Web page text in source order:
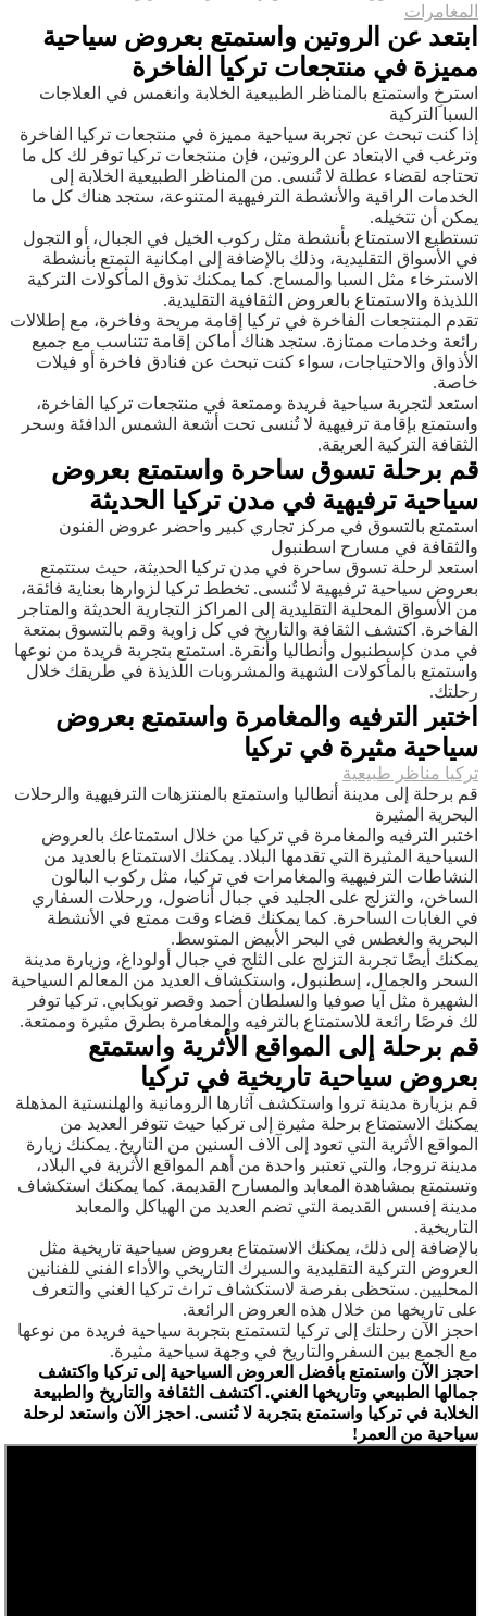
المغامرات
ابتعد عن الروتين واستمتع بعروض سياحية
مميزة في منتجعات تركيا الفاخرة
استرخِ واستمتع بالمناظر الطبيعية الخلابة وانغمس في العلاجات
السبا التركية
إذا كنت تبحث عن تجربة سياحية مميزة في منتجعات تركيا الفاخرة
وترغب في الابتعاد عن الروتين، فإن منتجعات تركيا توفر لك كل ما
تحتاجه لقضاء عطلة لا تُنسى. من المناظر الطبيعية الخلابة إلى
الخدمات الراقية والأنشطة الترفيهية المتنوعة، ستجد هناك كل ما
يمكن أن تتخيله.
تستطيع الاستمتاع بأنشطة مثل ركوب الخيل في الجبال، أو التجول
في الأسواق التقليدية، وذلك بالإضافة إلى امكانية التمتع بأنشطة
الاسترخاء مثل السبا والمساج. كما يمكنك تذوق المأكولات التركية
اللذيذة والاستمتاع بالعروض الثقافية التقليدية.
تقدم المنتجعات الفاخرة في تركيا إقامة مريحة وفاخرة، مع إطلالات
رائعة وخدمات ممتازة. ستجد هناك أماكن إقامة تتناسب مع جميع
الأذواق والاحتياجات، سواء كنت تبحث عن فنادق فاخرة أو فيلات
خاصة.
استعد لتجربة سياحية فريدة وممتعة في منتجعات تركيا الفاخرة،
واستمتع بإقامة ترفيهية لا تُنسى تحت أشعة الشمس الدافئة وسحر
الثقافة التركية العريقة.
قم برحلة تسوق ساحرة واستمتع بعروض
سياحية ترفيهية في مدن تركيا الحديثة
استمتع بالتسوق في مركز تجاري كبير واحضر عروض الفنون
والثقافة في مسارح اسطنبول
استعد لرحلة تسوق ساحرة في مدن تركيا الحديثة، حيث ستتمتع
بعروض سياحية ترفيهية لا تُنسى. تخطط تركيا لزوارها بعناية فائقة،
من الأسواق المحلية التقليدية إلى المراكز التجارية الحديثة والمتاجر
الفاخرة. اكتشف الثقافة والتاريخ في كل زاوية وقم بالتسوق بمتعة
في مدن كإسطنبول وأنطاليا وأنقرة. استمتع بتجربة فريدة من نوعها
واستمتع بالمأكولات الشهية والمشروبات اللذيذة في طريقك خلال
رحلتك.
اختبر الترفيه والمغامرة واستمتع بعروض
سياحية مثيرة في تركيا
تركيا مناظر طبيعية
قم برحلة إلى مدينة أنطاليا واستمتع بالمنتزهات الترفيهية والرحلات
البحرية المثيرة
اختبر الترفيه والمغامرة في تركيا من خلال استمتاعك بالعروض
السياحية المثيرة التي تقدمها البلاد. يمكنك الاستمتاع بالعديد من
النشاطات الترفيهية والمغامرات في تركيا، مثل ركوب البالون
الساخن، والتزلج على الجليد في جبال أناضول، ورحلات السفاري
في الغابات الساحرة. كما يمكنك قضاء وقت ممتع في الأنشطة
البحرية والغطس في البحر الأبيض المتوسط.
يمكنك أيضًا تجربة التزلج على الثلج في جبال أولوداغ، وزيارة مدينة
السحر والجمال، إسطنبول، واستكشاف العديد من المعالم السياحية
الشهيرة مثل آيا صوفيا والسلطان أحمد وقصر توبكابي. تركيا توفر
لك فرصًا رائعة للاستمتاع بالترفيه والمغامرة بطرق مثيرة وممتعة.
قم برحلة إلى المواقع الأثرية واستمتع
بعروض سياحية تاريخية في تركيا
قم بزيارة مدينة تروا واستكشف آثارها الرومانية والهلنستية المذهلة
يمكنك الاستمتاع برحلة مثيرة إلى تركيا حيث تتوفر العديد من
المواقع الأثرية التي تعود إلى آلاف السنين من التاريخ. يمكنك زيارة
مدينة تروجا، والتي تعتبر واحدة من أهم المواقع الأثرية في البلاد،
وتستمتع بمشاهدة المعابد والمسارح القديمة. كما يمكنك استكشاف
مدينة إفسس القديمة التي تضم العديد من الهياكل والمعابد
التاريخية.
بالإضافة إلى ذلك، يمكنك الاستمتاع بعروض سياحية تاريخية مثل
العروض التركية التقليدية والسيرك التاريخي والأداء الفني للفنانين
المحليين. ستحظى بفرصة لاستكشاف تراث تركيا الغني والتعرف
على تاريخها من خلال هذه العروض الرائعة.
احجز الآن رحلتك إلى تركيا لتستمتع بتجربة سياحية فريدة من نوعها
مع الجمع بين السفر والتاريخ في وجهة سياحية مثيرة.
احجز الآن واستمتع بأفضل العروض السياحية إلى تركيا واكتشف
جمالها الطبيعي وتاريخها الغني. اكتشف الثقافة والتاريخ والطبيعة
الخلابة في تركيا واستمتع بتجربة لا تُنسى. احجز الآن واستعد لرحلة
سياحية من العمر!